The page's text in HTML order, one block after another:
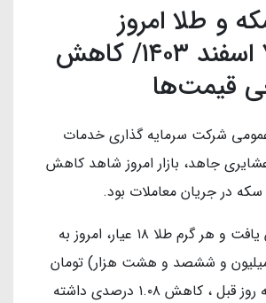
و طلا امروز
سه‌شنبه ۷ اسفند ۱۴۰۳/ کاهش
قیمت‌ها
شرکت سرمایه گذاری خدمات
جاهد، بازار امروز شاهد کاهش
سکه در جریان معاملات بود.
قیمت طلا کاهش یافت و هر گرم طلا ۱۸ عیار، امروز به
(شش میلیون و ششصد و هشت هزار) تومان
رسید که نسبت به روز قبل ، کاهش ۱.۰۸ درصدی داشته